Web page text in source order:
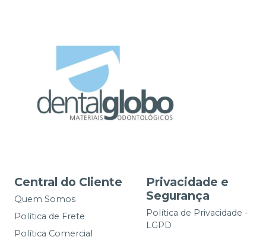
Central do Cliente
Quem Somos
Política de Frete
Política Comercial
Privacidade e
Segurança
Política de Privacidade -
LGPD